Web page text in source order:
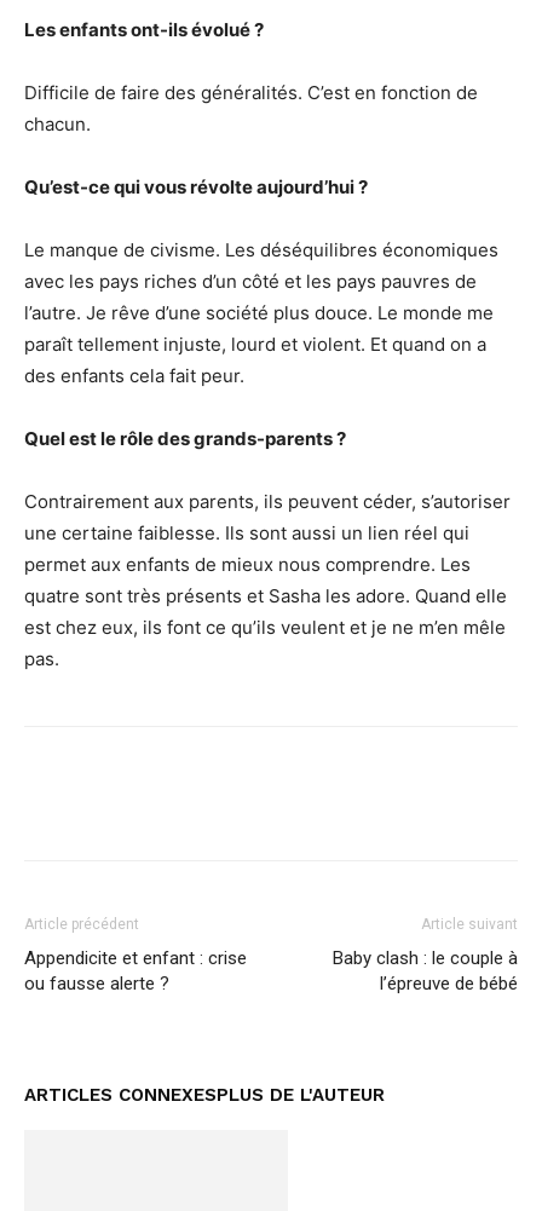
Les enfants ont-ils évolué ?
Difficile de faire des généralités. C’est en fonction de
chacun.
Qu’est-ce qui vous révolte aujourd’hui ?
Le manque de civisme. Les déséquilibres économiques
avec les pays riches d’un côté et les pays pauvres de
l’autre. Je rêve d’une société plus douce. Le monde me
paraît tellement injuste, lourd et violent. Et quand on a
des enfants cela fait peur.
Quel est le rôle des grands-parents ?
Contrairement aux parents, ils peuvent céder, s’autoriser
une certaine faiblesse. Ils sont aussi un lien réel qui
permet aux enfants de mieux nous comprendre. Les
quatre sont très présents et Sasha les adore. Quand elle
est chez eux, ils font ce qu’ils veulent et je ne m’en mêle
pas.
Article précédent
Appendicite et enfant : crise
ou fausse alerte ?
Article suivant
Baby clash : le couple à
l’épreuve de bébé
ARTICLES CONNEXESPLUS DE L'AUTEUR